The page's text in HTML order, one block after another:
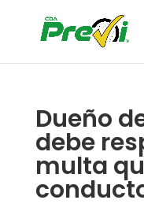
Dueño
debe
multa